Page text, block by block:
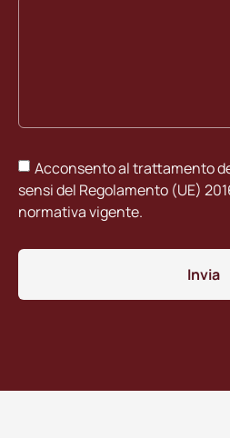
Acconsento al trattamento
sensi del Regolamento (UE)
normativa vigente.
Invia